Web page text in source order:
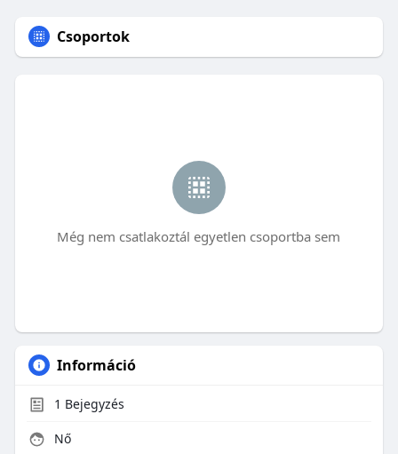
Csoportok
Még nem csatlakoztál egyetlen csoportba sem
Információ
1 Bejegyzés
Nő